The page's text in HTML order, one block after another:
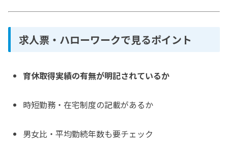
求人票・ハローワークで見るポイント
育休取得実績の有無が明記されているか
時短勤務・在宅制度の記載があるか
男女比・平均勤続年数も要チェック